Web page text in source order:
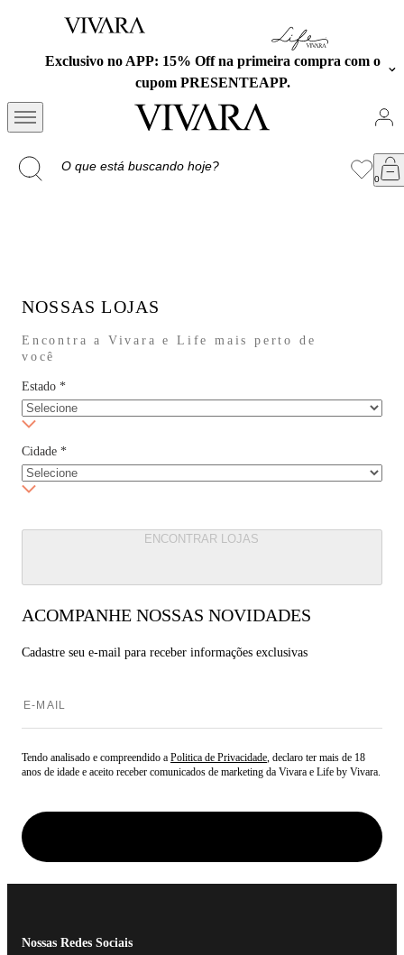
Exclusivo no APP: 15% Off na primeira compra com o
cupom PRESENTEAPP.
NOSSAS LOJAS
Encontra a Vivara e Life mais perto de
você
Estado *
Cidade *
ENCONTRAR LOJAS
ACOMPANHE NOSSAS NOVIDADES
Cadastre seu e-mail para receber informações exclusivas
Tendo analisado e compreendido a Politica de Privacidade, declaro ter mais de 18
anos de idade e aceito receber comunicados de marketing da Vivara e Life by Vivara.
Nossas Redes Sociais